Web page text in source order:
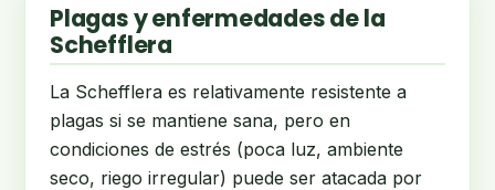
Plagas y enfermedades de la
Schefflera
La Schefflera es relativamente resistente a
plagas si se mantiene sana, pero en
condiciones de estrés (poca luz, ambiente
seco, riego irregular) puede ser atacada por